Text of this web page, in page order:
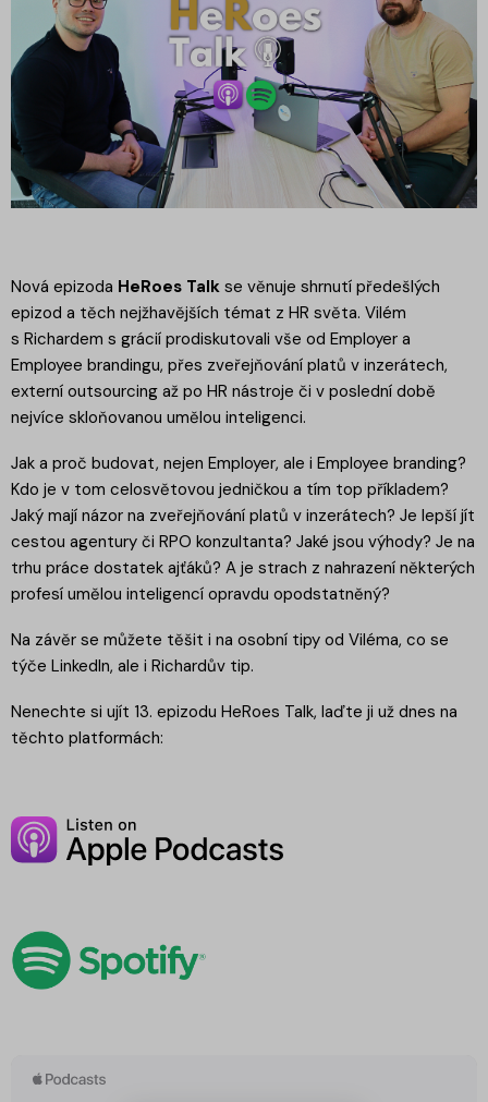
Nová epizoda HeRoes Talk se věnuje shrnutí předešlých
epizod a těch nejžhavějších témat z HR světa. Vilém
s Richardem s grácií prodiskutovali vše od Employer a
Employee brandingu, přes zveřejňování platů v inzerátech,
externí outsourcing až po HR nástroje či v poslední době
nejvíce skloňovanou umělou inteligenci.
Jak a proč budovat, nejen Employer, ale i Employee branding?
Kdo je v tom celosvětovou jedničkou a tím top příkladem?
Jaký mají názor na zveřejňování platů v inzerátech? Je lepší jít
cestou agentury či RPO konzultanta? Jaké jsou výhody? Je na
trhu práce dostatek ajťáků? A je strach z nahrazení některých
profesí umělou inteligencí opravdu opodstatněný?
Na závěr se můžete těšit i na osobní tipy od Viléma, co se
týče LinkedIn, ale i Richardův tip.
Nenechte si ujít 13. epizodu HeRoes Talk, laďte ji už dnes na
těchto platformách: